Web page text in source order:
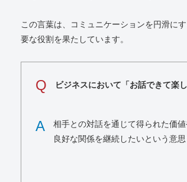
この言葉は、コミュニケーションを円滑に
要な役割を果たしています。
Q ビジネスにおいて「お話できて楽
A
相手との対話を通じて得られた価
良好な関係を継続したいという意思